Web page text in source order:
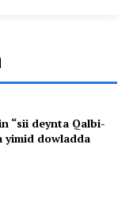
“sii deynta Qalbi-
yimid dowladda